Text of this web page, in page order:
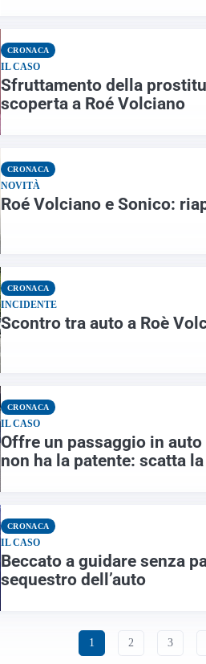
CRONACA
IL CASO
Sfruttamento della
scoperta a Roé Volciano
CRONACA
NOVITÀ
Roé Volciano e Sonico:
CRONACA
INCIDENTE
Scontro tra auto a Roè
CRONACA
IL CASO
Offre un passaggio in
non ha la patente: scatta
CRONACA
IL CASO
Beccato a guidare senza
sequestro dell’auto
1 2 3